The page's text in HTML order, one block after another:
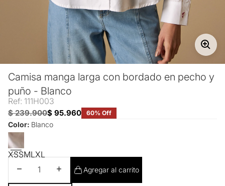
Camisa manga larga con bordado en pecho y
puño - Blanco
Ref: 111H003
$ 239.900$ 95.960 60% Off
Color: Blanco
XSSML XL
Disminuir cantidadAumentar cantidad
Agregar al carrito